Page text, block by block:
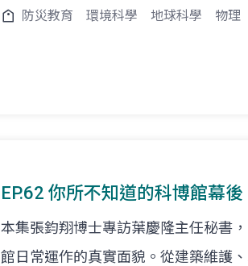
防災教育 環境科學 地球科學 物理
EP.62 你所不知道的科博館幕後
本集張鈞翔博士專訪葉慶隆主任秘書
館日常運作的真實面貌。從建築維護